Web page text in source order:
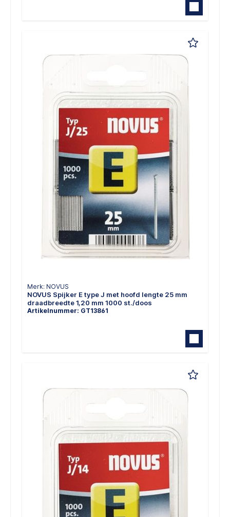
Merk: NOVUS
NOVUS Spijker E type J met hoofd lengte 25 mm
draadbreedte 1,20 mm 1000 st./doos
Artikelnummer: GT13861